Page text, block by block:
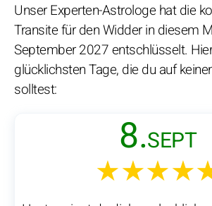
Unser Experten-Astrologe hat die
Transite für den Widder in diesem
September 2027 entschlüsselt.
glücklichsten Tage, die du auf
solltest:
8.SEPT